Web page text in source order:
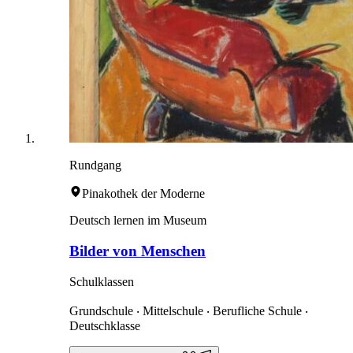
Rundgang
Pinakothek der Moderne
Deutsch lernen im Museum
Bilder von Menschen
Schulklassen
Grundschule ‧ Mittelschule ‧ Berufliche Schule ‧
Deutschklasse